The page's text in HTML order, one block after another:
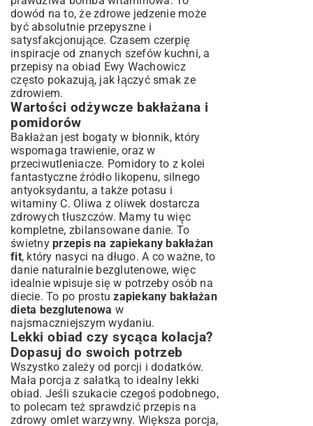
dowód na to, że zdrowe jedzenie może
być absolutnie przepyszne i
satysfakcjonujące. Czasem czerpię
inspiracje od znanych szefów kuchni, a
przepisy na obiad Ewy Wachowicz
często pokazują, jak łączyć smak ze
zdrowiem.
Wartości odżywcze bakłażana i
pomidorów
Bakłażan jest bogaty w błonnik, który
wspomaga trawienie, oraz w
przeciwutleniacze. Pomidory to z kolei
fantastyczne źródło likopenu, silnego
antyoksydantu, a także potasu i
witaminy C. Oliwa z oliwek dostarcza
zdrowych tłuszczów. Mamy tu więc
kompletne, zbilansowane danie. To
świetny przepis na zapiekany bakłażan
fit, który nasyci na długo. A co ważne, to
danie naturalnie bezglutenowe, więc
idealnie wpisuje się w potrzeby osób na
diecie. To po prostuzapiekany bakłażan
dieta bezglutenowa w
najsmaczniejszym wydaniu.
Lekki obiad czy sycąca kolacja?
Dopasuj do swoich potrzeb
Wszystko zależy od porcji i dodatków.
Mała porcja z sałatką to idealny lekki
obiad. Jeśli szukacie czegoś podobnego,
to polecam też sprawdzić przepis na
zdrowy omlet warzywny. Większa porcja,